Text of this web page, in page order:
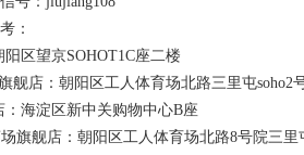
：
望京SOHOT1C座二楼
店：朝阳区工人体育场北路三里屯soho2
海淀区新中关购物中心B座
舰店：朝阳区工人体育场北路8号院三里